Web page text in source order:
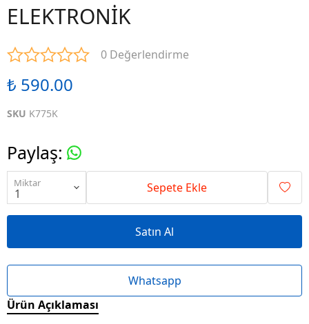
ELEKTRONİK
0 Değerlendirme
₺ 590.00
SKU K775K
Paylaş:
Miktar Sepete Ekle
Satın Al
Whatsapp
Ürün Açıklaması